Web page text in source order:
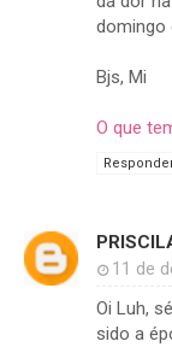
domingo
Bjs, Mi
O que
11 de
Oi Luh,
sido a